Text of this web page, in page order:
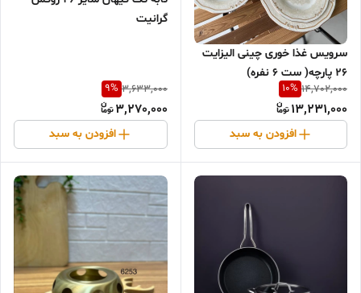
سرویس غذا خوری چینی الیزایت
۲۶ پارچه( ست ۶ نفره)
14,702,000
10%
13,231,000
افزودن به سبد
گرانیت
3,633,000
9%
3,270,000
افزودن به سبد